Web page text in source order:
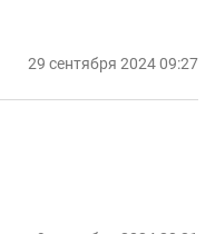
29 сентября 2024 09:27